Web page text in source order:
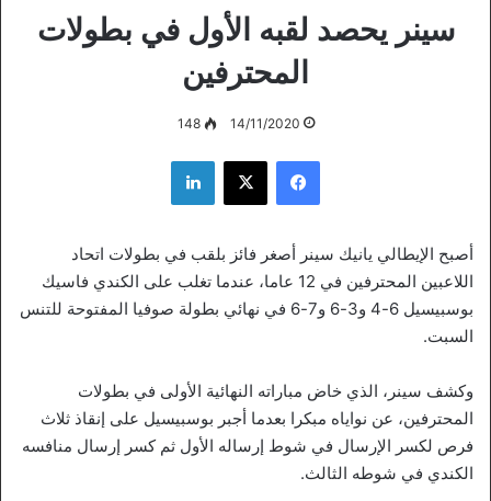
سينر يحصد لقبه الأول في بطولات
المحترفين
14/11/2020
148
فيسبوك ‫X لينكدإن
أصبح الإيطالي يانيك سينر أصغر فائز بلقب في بطولات اتحاد
اللاعبين المحترفين في 12 عاما، عندما تغلب على الكندي فاسيك
بوسبيسيل 6-4 و3-6 و7-6 في نهائي بطولة صوفيا المفتوحة للتنس
السبت.
وكشف سينر، الذي خاض مباراته النهائية الأولى في بطولات
المحترفين، عن نواياه مبكرا بعدما أجبر بوسبيسيل على إنقاذ ثلاث
فرص لكسر الإرسال في شوط إرساله الأول ثم كسر إرسال منافسه
الكندي في شوطه الثالث.